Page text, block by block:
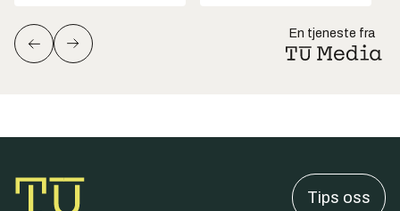
En tjeneste fra
Tips oss